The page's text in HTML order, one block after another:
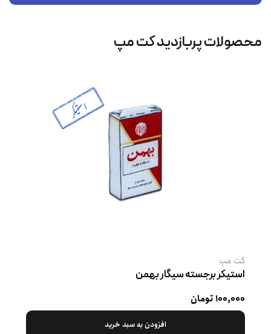
محصولات پربازدید کت‌ مپ
کت‌ مپ
استیکر برجسته سیگار بهمن
۱۰۰,۰۰۰ تومان
افزودن به سبد خرید